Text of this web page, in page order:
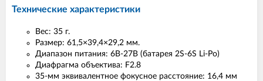
Технические характеристики
Вес: 35 г.
Размер: 61,5×39,4×29,2 мм.
Диапазон питания: 6В-27В (батарея 2S-6S Li-Po)
Диафрагма объектива: F2.8
35-мм эквивалентное фокусное расстояние: 16,4 мм